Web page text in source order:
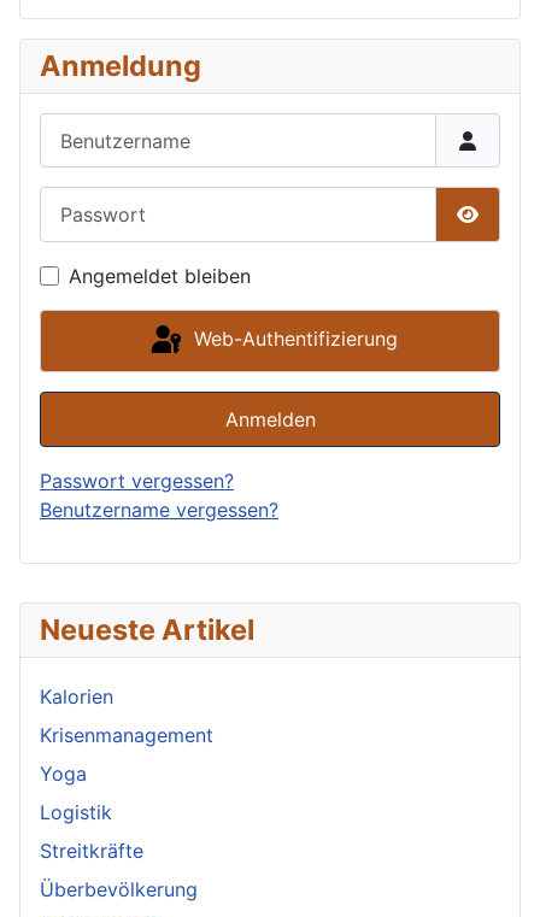
Neueste Artikel
Kalorien
Krisenmanagement
Yoga
Logistik
Streitkräfte
Überbevölkerung
Anmeldung
Angemeldet bleiben
Web-Authentifizierung
Anmelden
Passwort vergessen?
Benutzername vergessen?